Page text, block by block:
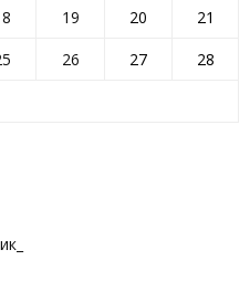
19 20
21
26 27
28